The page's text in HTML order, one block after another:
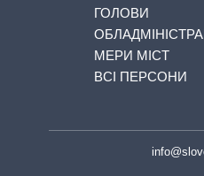
ГОЛОВИ
МЕРИ МІСТ
ВСІ ПЕРСОНИ